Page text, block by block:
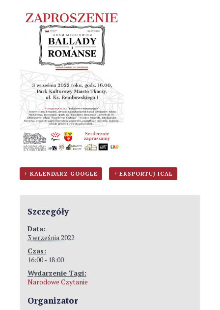
+ KALENDARZ GOOGLE + EKSPORTUJ ICAL
Szczegóły
Data:
3 września 2022
Czas:
16:00 - 18:00
Wydarzenie Tagi:
Narodowe Czytanie
Organizator